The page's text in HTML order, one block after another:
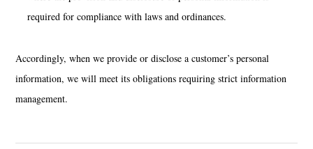
required for compliance with laws and ordinances.
Accordingly, when we provide or disclose a customer’s personal
information, we will meet its obligations requiring strict information
management.